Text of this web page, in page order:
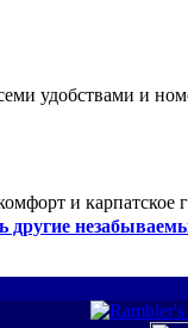
удобствами и
и карпатское
другие